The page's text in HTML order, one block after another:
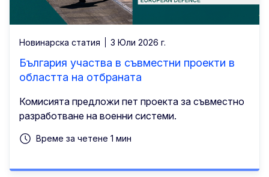
Новинарска статия 3 Юли 2026 г.
България участва в съвместни проекти в
областта на отбраната
Комисията предложи пет проекта за съвместно
разработване на военни системи.
Време за четене 1 мин